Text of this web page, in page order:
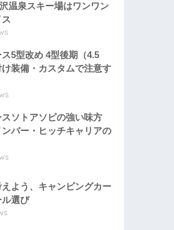
温泉スキー場はワンワン
5型改め 4型後期（4.5
装備・カスタムで注意す
ソトアソビの強い味方
ンバー・ヒッチキャリアの
えよう、キャンピングカー
選び